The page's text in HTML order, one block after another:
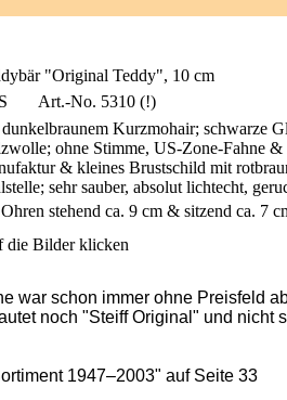
"Original Teddy", 10 cm
Art.-No. 5310 (!)
dunkelbraunem Kurzmohair; schwarze
ohne Stimme, US-Zone-Fahne
& kleines Brustschild mit
sehr sauber, absolut lichtecht,
stehend ca. 9 cm & sitzend ca. 7
die Bilder klicken
war schon immer ohne Preisfeld
noch "Steiff Original" und
1947–2003" auf Seite 33